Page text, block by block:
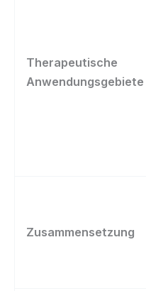
Therapeutische
Anwendungsgebiete
Zusammensetzung